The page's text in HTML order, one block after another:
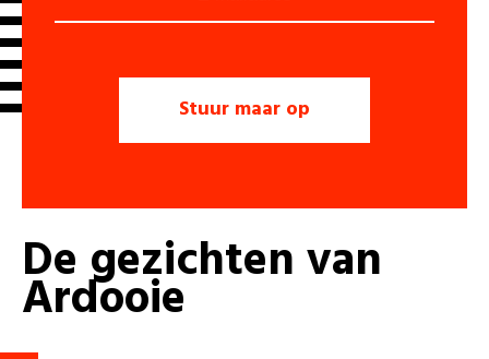
Degezichtenvan
Ardooie